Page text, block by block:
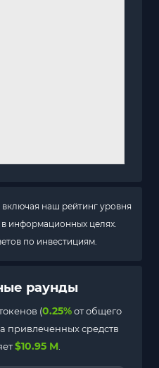
наш рейтинг уровня
в информационных целях.
по инвестициям.
раунды
(0.25%от общего
привлеченных средств
$10.95 M